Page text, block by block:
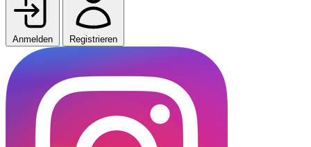
Anmelden Registrieren